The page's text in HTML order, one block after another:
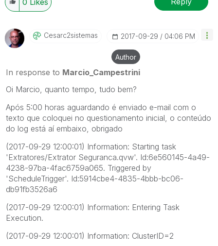
0 Likes
Cesarc2sistemas ‎2017-09-29 04:06 PM
Author
In response to Marcio_Campestrini
Oi Marcio, quanto tempo, tudo bem?
Após 5:00 horas aguardando é enviado e-mail com o
texto que coloquei no questionamento inicial, o conteúdo
do log está aí embaixo, obrigado
(2017-09-29 12:00:01) Information: Starting task
'Extratores/Extrator Seguranca.qvw'. Id:6e560145-4a49-
4238-97ba-4fac6759a065. Triggered by
'ScheduleTrigger'. Id:5914cbe4-4835-4bbb-bc06-
db91fb3526a6
(2017-09-29 12:00:01) Information: Entering Task
Execution.
(2017-09-29 12:00:01) Information: ClusterID=2